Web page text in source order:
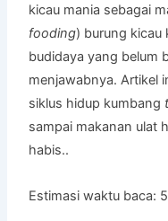
kicau mania sebagai
fooding) burung kicau
budidaya yang belum
menjawabnya. Artikel
siklus hidup kumbang
sampai makanan ulat
habis..
Estimasi waktu baca: 5